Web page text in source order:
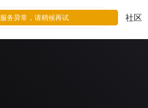
社区
服务异常，请稍候再试